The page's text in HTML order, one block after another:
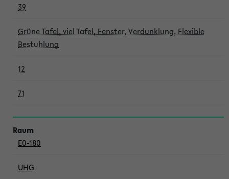
39
Grüne Tafel, viel Tafel, Fenster, Verdunklung, Flexible
Bestuhlung
12
71
E0-180
UHG